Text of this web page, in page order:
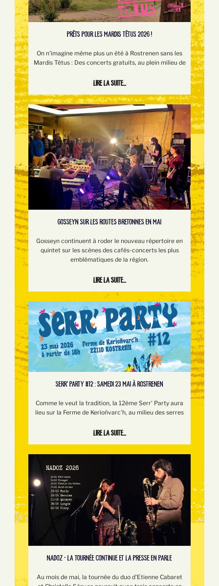
PRÊTS POUR LES MARDIS TÊTUS 2026 !
On n'imagine même plus un été à Rostrenen sans les
Mardis Têtus : Des concerts gratuits, au plein milieu de
Lire la suite...
GOSSEYN SUR LES ROUTES BRETONNES EN MAI
Gosseyn continuent à roder le nouveau répertoire en
quintet sur les scènes des cafés-concerts les plus
emblématiques de la région.
Lire la suite...
SERR’ PARTY #12 : SAMEDI 23 MAI À ROSTRENEN
Comme le veut la tradition, la 12ème Serr' Party aura
lieu sur la Ferme de Kerioñvarc'h, au milieu des serres
Lire la suite...
NADOZ - LA TOURNÉE CONTINUE ET LA PRESSE EN PARLE
Au mois de mai, la tournée du duo d'Etienne Cabaret